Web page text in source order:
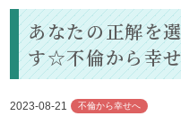
あなたの正解を
す☆不倫から幸
2023-08-21 不倫から幸せへ